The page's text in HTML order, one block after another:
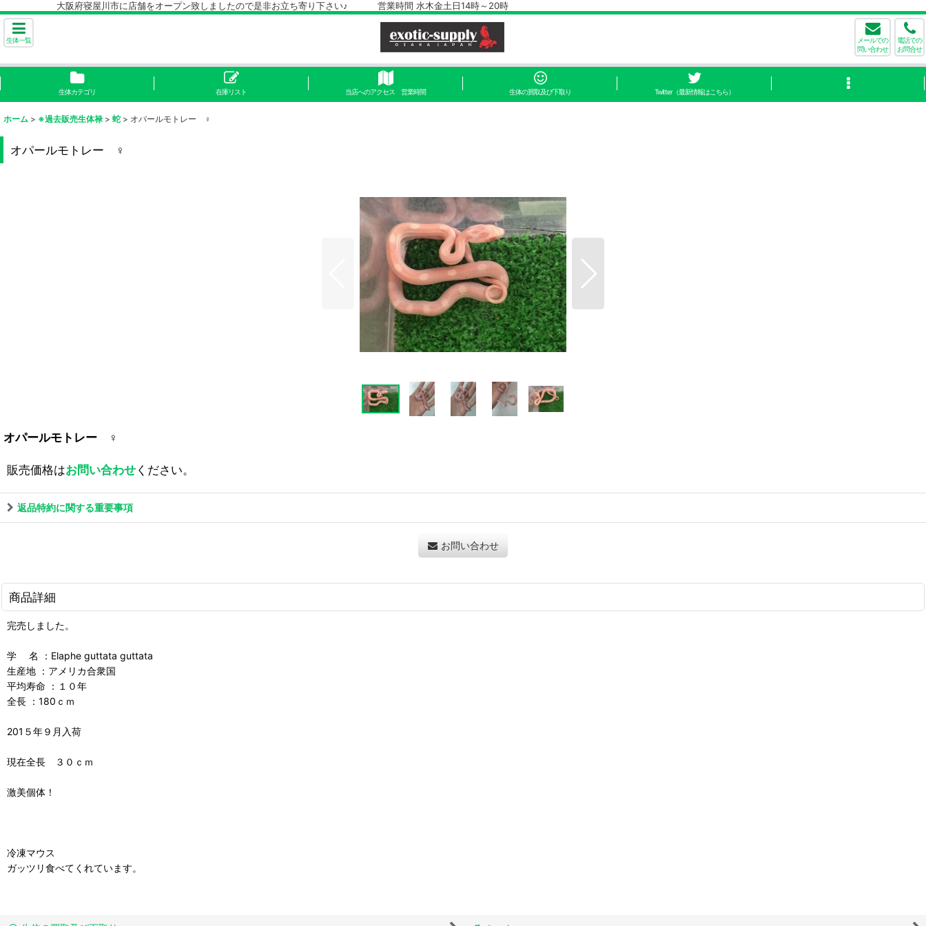
大阪府寝屋川市に店舗をオープン致しましたので是非お立ち寄り下さい♪ 営業時間 水木金土日14時～20時
生体一覧
メールでの
問い合わせ
電話での
お問合せ
生体カテゴリ 在庫リスト 当店へのアクセス 営業時間 生体の買取及び下取り Twitter（最新情報はこちら）
ホーム > ※過去販売生体禄 > 蛇 > オパールモトレー ♀
オパールモトレー ♀
オパールモトレー ♀
販売価格はお問い合わせください。
返品特約に関する重要事項
お問い合わせ
商品詳細
完売しました。
学 名 ：Elaphe guttata guttata
生産地 ：アメリカ合衆国
平均寿命 ：１０年
全長 ：180ｃｍ
201５年９月入荷
現在全長 ３０ｃｍ
激美個体！
冷凍マウス
ガッツリ食べてくれています。